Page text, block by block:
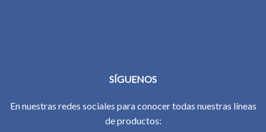
SÍGUENOS
En nuestras redes sociales para conocer todas nuestras líneas
de productos: